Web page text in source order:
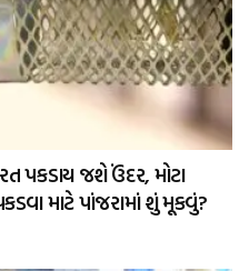
પકડાય જશે ઉંદર, મોટા
માટે પાંજરામાં શું મૂકવું?